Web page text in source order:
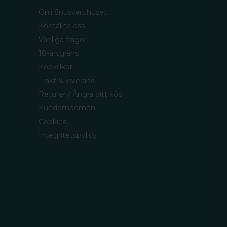
Om Snusvaruhuset
Kontakta oss
Vanliga frågor
18-årsgräns
Köpvillkor
Frakt & leverans
Returer / Ångra ditt köp
Kundomdömen
Cookies
Integritetspolicy